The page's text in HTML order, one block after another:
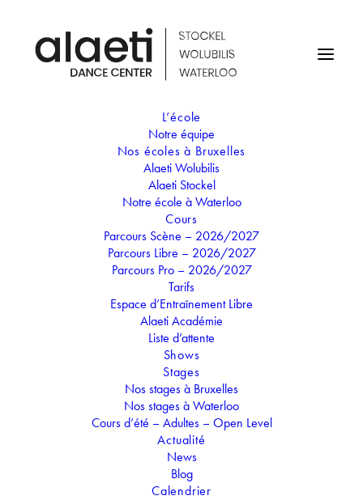
L’école
Notre équipe
Nos écoles à Bruxelles
Alaeti Wolubilis
Alaeti Stockel
Notre école à Waterloo
Cours
Parcours Scène – 2026/2027
Parcours Libre – 2026/2027
Parcours Pro – 2026/2027
Tarifs
Espace d’Entraînement Libre
Alaeti Académie
Liste d’attente
Shows
Stages
Nos stages à Bruxelles
Nos stages à Waterloo
Cours d’été – Adultes – Open Level
Actualité
News
Blog
Calendrier
COURS SUSPENDUS
(VACANCES)
COURS SUSPENDUS
(VACANCES)
17.04.2022(Toute la journée) (GMT+02:00)